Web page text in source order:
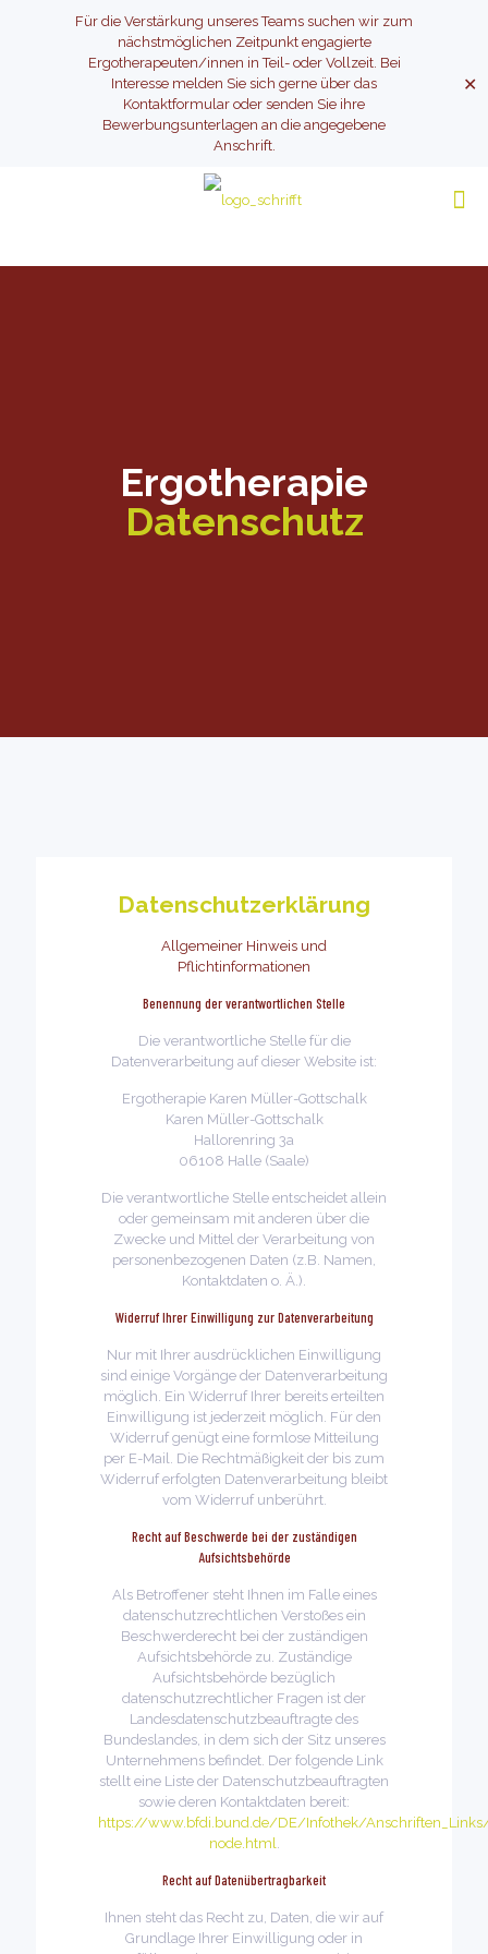
Für die Verstärkung unseres Teams suchen wir zum
nächstmöglichen Zeitpunkt engagierte
Ergotherapeuten/innen in Teil- oder Vollzeit. Bei
Interesse melden Sie sich gerne über das
Kontaktformular oder senden Sie ihre
Bewerbungsunterlagen an die angegebene
Anschrift.
✕
Ergotherapie
Datenschutz
Datenschutzerklärung
Allgemeiner Hinweis und
Pflichtinformationen
Benennung der verantwortlichen Stelle
Die verantwortliche Stelle für die
Datenverarbeitung auf dieser Website ist:
Ergotherapie Karen Müller-Gottschalk
Karen Müller-Gottschalk
Hallorenring 3a
06108 Halle (Saale)
Die verantwortliche Stelle entscheidet allein
oder gemeinsam mit anderen über die
Zwecke und Mittel der Verarbeitung von
personenbezogenen Daten (z.B. Namen,
Kontaktdaten o. Ä.).
Widerruf Ihrer Einwilligung zur Datenverarbeitung
Nur mit Ihrer ausdrücklichen Einwilligung
sind einige Vorgänge der Datenverarbeitung
möglich. Ein Widerruf Ihrer bereits erteilten
Einwilligung ist jederzeit möglich. Für den
Widerruf genügt eine formlose Mitteilung
per E-Mail. Die Rechtmäßigkeit der bis zum
Widerruf erfolgten Datenverarbeitung bleibt
vom Widerruf unberührt.
Recht auf Beschwerde bei der zuständigen
Aufsichtsbehörde
Als Betroffener steht Ihnen im Falle eines
datenschutzrechtlichen Verstoßes ein
Beschwerderecht bei der zuständigen
Aufsichtsbehörde zu. Zuständige
Aufsichtsbehörde bezüglich
datenschutzrechtlicher Fragen ist der
Landesdatenschutzbeauftragte des
Bundeslandes, in dem sich der Sitz unseres
Unternehmens befindet. Der folgende Link
stellt eine Liste der Datenschutzbeauftragten
sowie deren Kontaktdaten bereit:
https://www.bfdi.bund.de/DE/Infothek/
node.html.
Recht auf Datenübertragbarkeit
Ihnen steht das Recht zu, Daten, die wir auf
Grundlage Ihrer Einwilligung oder in